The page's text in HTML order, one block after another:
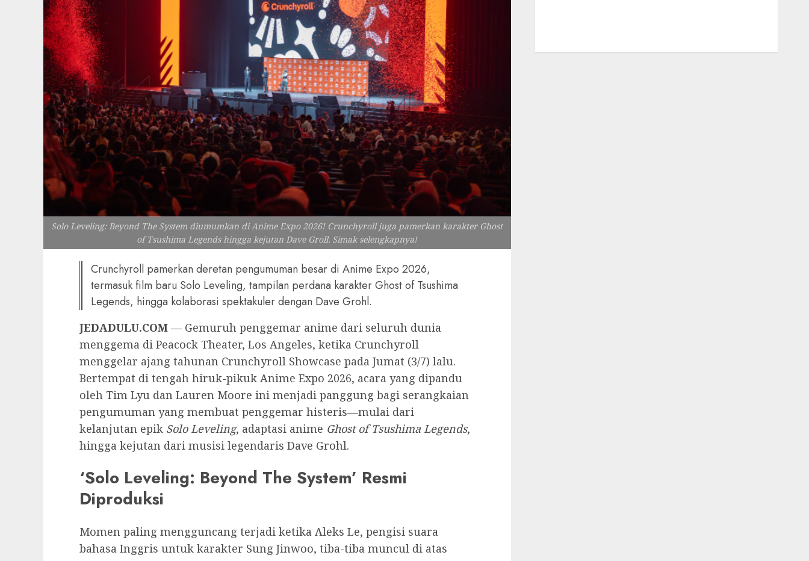
Solo Leveling: Beyond The System diumumkan di Anime Expo 2026! Crunchyroll juga pamerkan karakter Ghost
of Tsushima Legends hingga kejutan Dave Groll. Simak selengkapnya!
Crunchyroll pamerkan deretan pengumuman besar di Anime Expo 2026,
termasuk film baru Solo Leveling, tampilan perdana karakter Ghost of Tsushima
Legends, hingga kolaborasi spektakuler dengan Dave Grohl.
JEDADULU.COM — Gemuruh penggemar anime dari seluruh dunia
menggema di Peacock Theater, Los Angeles, ketika Crunchyroll
menggelar ajang tahunan Crunchyroll Showcase pada Jumat (3/7) lalu.
Bertempat di tengah hiruk-pikuk Anime Expo 2026, acara yang dipandu
oleh Tim Lyu dan Lauren Moore ini menjadi panggung bagi serangkaian
pengumuman yang membuat penggemar histeris—mulai dari
kelanjutan epik Solo Leveling, adaptasi anime Ghost of Tsushima Legends,
hingga kejutan dari musisi legendaris Dave Grohl.
‘Solo Leveling: Beyond The System’ Resmi
Diproduksi
Momen paling mengguncang terjadi ketika Aleks Le, pengisi suara
bahasa Inggris untuk karakter Sung Jinwoo, tiba-tiba muncul di atas